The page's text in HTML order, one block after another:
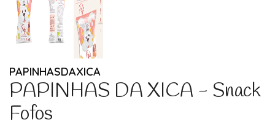
PAPINHASDAXICA
PAPINHAS DA XICA - Snack
Fofos